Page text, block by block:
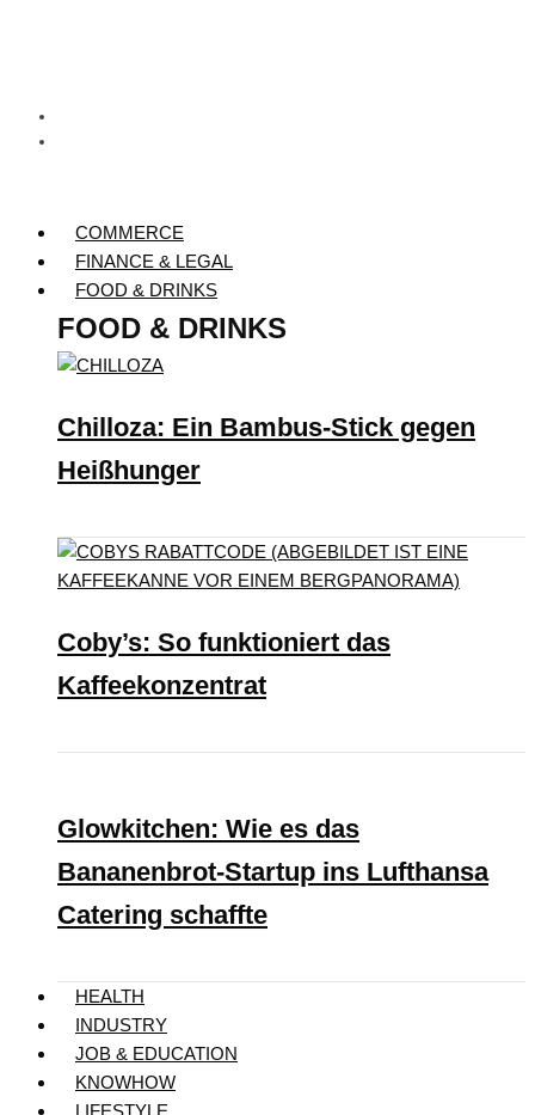
COMMERCE
FINANCE & LEGAL
FOOD & DRINKS
FOOD & DRINKS
Chilloza: Ein Bambus-Stick gegen
Heißhunger
Coby’s: So funktioniert das
Kaffeekonzentrat
Glowkitchen: Wie es das
Bananenbrot-Startup ins Lufthansa
Catering schaffte
HEALTH
INDUSTRY
JOB & EDUCATION
KNOWHOW
LIFESTYLE